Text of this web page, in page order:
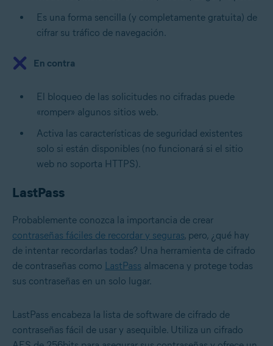
Es una forma sencilla (y completamente gratuita) de
cifrar su tráfico de navegación.
En contra
El bloqueo de las solicitudes no cifradas puede
«romper» algunos sitios web.
Activa las características de seguridad existentes
solo si están disponibles (no funcionará si el sitio
web no soporta HTTPS).
LastPass
Probablemente conozca la importancia de crear
contraseñas fáciles de recordar y seguras, pero, ¿qué hay
de intentar recordarlas todas? Una herramienta de cifrado
de contraseñas como LastPass almacena y protege todas
sus contraseñas en un solo lugar.
LastPass encabeza la lista de software de cifrado de
contraseñas fácil de usar y asequible. Utiliza un cifrado